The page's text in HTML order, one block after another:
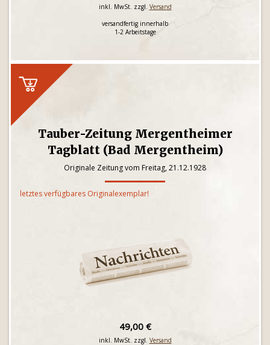
inkl. MwSt. zzgl. Versand
versandfertig innerhalb
1-2 Arbeitstage
Tauber-Zeitung Mergentheimer
Tagblatt (Bad Mergentheim)
Originale Zeitung vom Freitag, 21.12.1928
letztes verfügbares Originalexemplar!
49,00 €
inkl. MwSt. zzgl. Versand